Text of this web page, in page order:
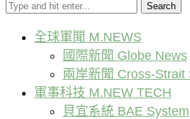
Search
全球軍聞 M.NEWS
國際新聞 Globe News
兩岸新聞 Cross-Strait
軍事科技 M.NEW TECH
貝宜系統 BAE System